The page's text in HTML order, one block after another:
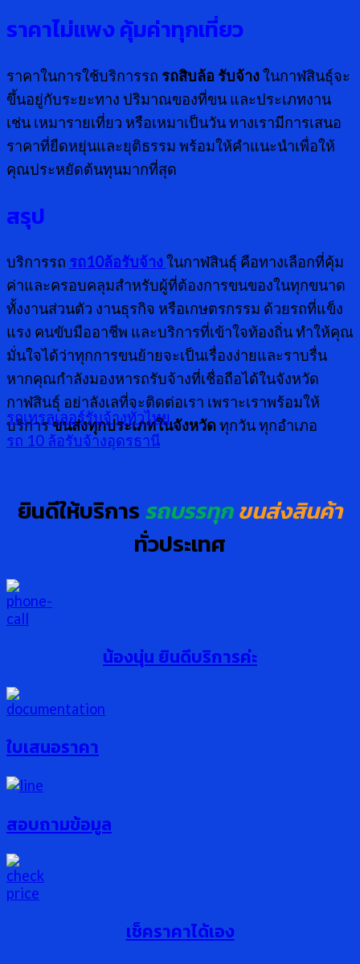
ราคาไม่แพง คุ้มค่าทุกเที่ยว
ราคาในการใช้บริการรถ รถสิบล้อ รับจ้างในกาฬสินธุ์จะ
ขึ้นอยู่กับระยะทาง ปริมาณของที่ขน และประเภทงาน
เช่น เหมารายเที่ยว หรือเหมาเป็นวัน ทางเรามีการเสนอ
ราคาที่ยืดหยุ่นและยุติธรรม พร้อมให้คำแนะนำเพื่อให้
คุณประหยัดต้นทุนมากที่สุด
สรุป
บริการรถ รถ10ล้อรับจ้างในกาฬสินธุ์ คือทางเลือกที่คุ้ม
ค่าและครอบคลุมสำหรับผู้ที่ต้องการขนของในทุกขนาด
ทั้งงานส่วนตัว งานธุรกิจ หรือเกษตรกรรม ด้วยรถที่แข็ง
แรง คนขับมืออาชีพ และบริการที่เข้าใจท้องถิ่น ทำให้คุณ
มั่นใจได้ว่าทุกการขนย้ายจะเป็นเรื่องง่ายและราบรื่น
หากคุณกำลังมองหารถรับจ้างที่เชื่อถือได้ในจังหวัด
กาฬสินธุ์ อย่าลังเลที่จะติดต่อเรา เพราะเราพร้อมให้
บริการขนส่งทุกประเภทในจังหวัดทุกวัน ทุกอำเภอ
รถเทรลเลอร์รับจ้างทั่วไทย
รถ 10 ล้อรับจ้างอุดรธานี
ยินดีให้บริการรถบรรทุกขนส่งสินค้า
ทั่วประเทศ
น้องนุ่น ยินดีบริการค่ะ
ใบเสนอราคา
สอบถามข้อมูล
เช็คราคาได้เอง